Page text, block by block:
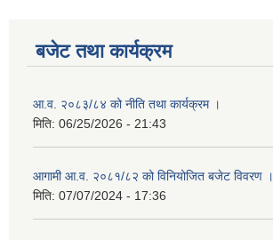
बजेट तथा कार्यक्रम
आ.व. २०८३/८४ को नीति तथा कार्यक्रम ।
मिति: 06/25/2026 - 21:43
आगामी आ.व. २०८१/८२ को विनियोजित बजेट विवरण ।
मिति: 07/07/2024 - 17:36